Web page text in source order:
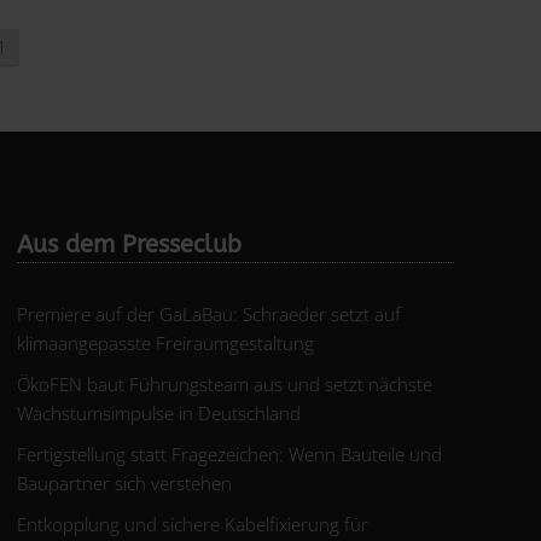
Aus dem Presseclub
Premiere auf der GaLaBau: Schraeder setzt auf
klimaangepasste Freiraumgestaltung
ÖkoFEN baut Führungsteam aus und setzt nächste
Wachstumsimpulse in Deutschland
Fertigstellung statt Fragezeichen: Wenn Bauteile und
Baupartner sich verstehen
Entkopplung und sichere Kabelfixierung für